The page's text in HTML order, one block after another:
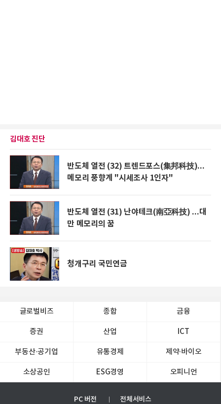
김대호 진단
반도체 열전 (32) 트렌드포스(集邦科技)...
메모리 풍향계 "시세조사 1인자"
반도체 열전 (31) 난야테크(南亞科技) ...대
만 메모리의 꿈
청개구리 국민연금
글로벌비즈 종합 금융
증권 산업 ICT
부동산·공기업 유통경제 제약∙바이오
소상공인 ESG경영 오피니언
PC 버전 전체서비스